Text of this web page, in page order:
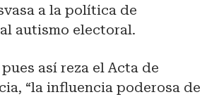
a la política de
autismo electoral.
así reza el Acta de
“la influencia poderosa de